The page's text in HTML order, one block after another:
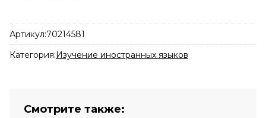
Артикул:70214581
Категория:Изучение иностранных языков
Смотрите также: